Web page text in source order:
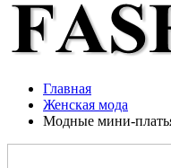
Главная
Женская мода
Модные мини-